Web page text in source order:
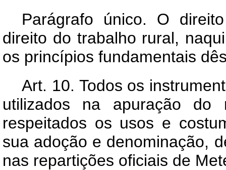
Parágrafo único. O
direito do trabalho rural,
os princípios fundamentais
Art. 10. Todos os
utilizados na apuração do
respeitados os usos e
sua adoção e denominação,
nas repartições oficiais de